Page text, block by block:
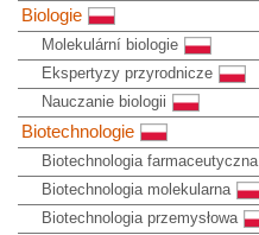
Biologie
Molekulární biologie
Ekspertyzy przyrodnicze
Nauczanie biologii
Biotechnologie
Biotechnologia farmaceutyczna
Biotechnologia molekularna
Biotechnologia przemysłowa